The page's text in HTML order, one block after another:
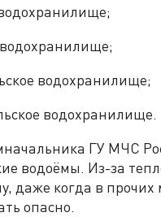
водохранилище;
водохранилище.
ГУ МЧС
водоёмы. Из-за
даже когда в
опасно.